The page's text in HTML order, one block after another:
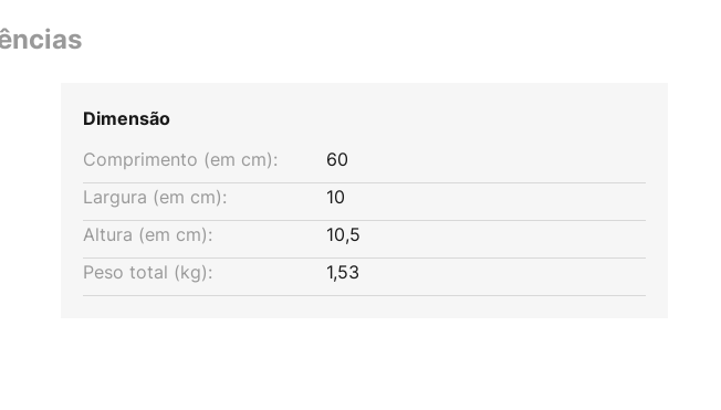
Dimensão
Comprimento (em cm):
60
Largura (em cm):
10
Altura (em cm):
10,5
Peso total (kg):
1,53